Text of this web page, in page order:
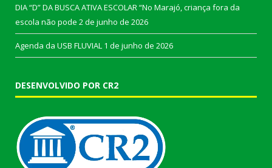
DIA “D” DA BUSCA ATIVA ESCOLAR “No Marajó, criança fora da
escola não pode 2 de junho de 2026
Agenda da USB FLUVIAL 1 de junho de 2026
DESENVOLVIDO POR CR2